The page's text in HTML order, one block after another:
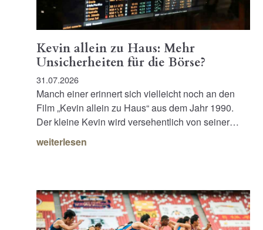
Kevin allein zu Haus: Mehr
Unsicherheiten für die Börse?
31.07.2026
Manch einer erinnert sich vielleicht noch an den
Film „Kevin allein zu Haus“ aus dem Jahr 1990.
Der kleine Kevin wird versehentlich von seiner…
weiterlesen